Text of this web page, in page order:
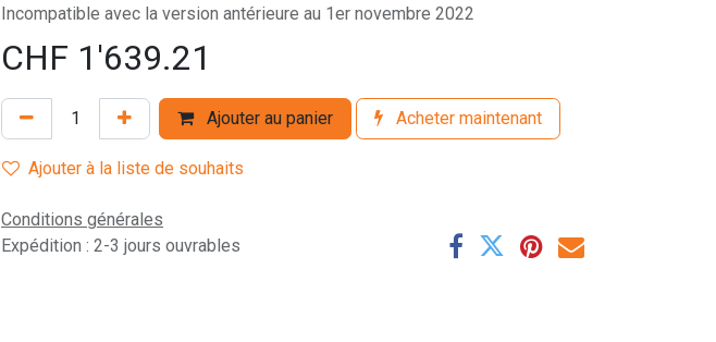
Incompatible avec la version antérieure au 1er novembre 2022
CHF 1'639.21
Ajouter au panier Acheter maintenant
Ajouter à la liste de souhaits
Conditions générales
Expédition : 2-3 jours ouvrables